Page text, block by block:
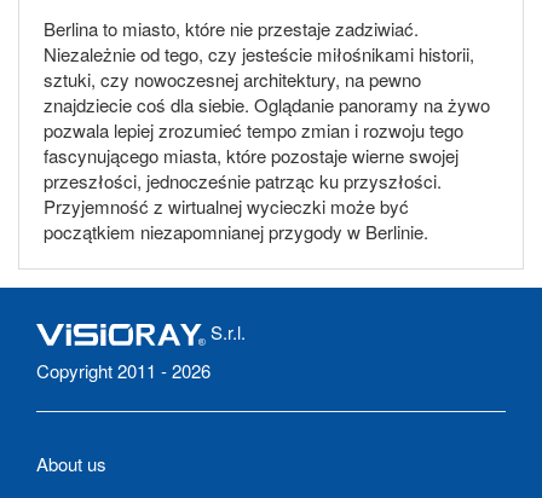
Berlina to miasto, które nie przestaje zadziwiać.
Niezależnie od tego, czy jesteście miłośnikami historii,
sztuki, czy nowoczesnej architektury, na pewno
znajdziecie coś dla siebie. Oglądanie panoramy na żywo
pozwala lepiej zrozumieć tempo zmian i rozwoju tego
fascynującego miasta, które pozostaje wierne swojej
przeszłości, jednocześnie patrząc ku przyszłości.
Przyjemność z wirtualnej wycieczki może być
początkiem niezapomnianej przygody w Berlinie.
S.r.l.
Copyright 2011 - 2026
About us